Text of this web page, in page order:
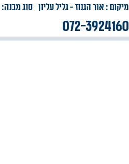
מיקום : אור הגנוז- גליל עליון סוג מבנה:
072-3924160